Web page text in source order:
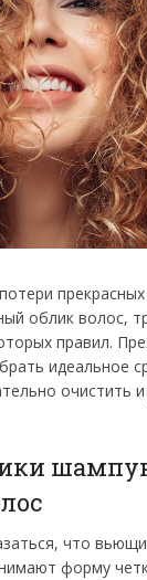
прекрасных
облик волос,
правил.
идеальное
очистить и
что
форму